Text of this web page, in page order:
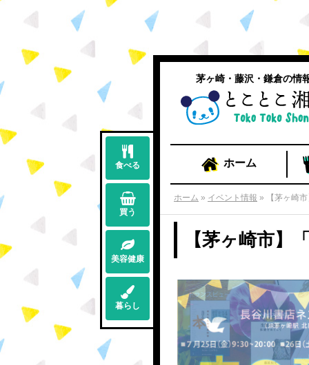
食べる
買う
美容健康
暮らし
茅ヶ崎・藤沢・鎌倉の情
ホーム
ホーム » イベント情報 » 【茅ヶ崎
【茅ヶ崎市】